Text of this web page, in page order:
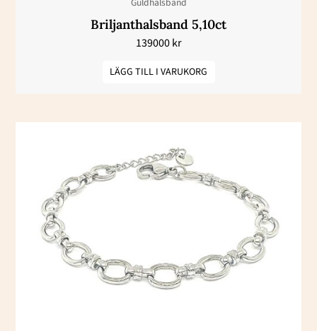
Briljanthalsband 5,10ct
139000kr
LÄGG TILL I VARUKORG